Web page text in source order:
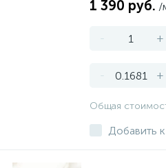
1 390 руб. /
- +
- +
Общая
Добавить